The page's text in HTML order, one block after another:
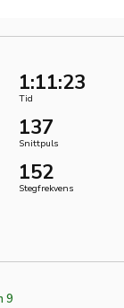
1:11:23
Tid
137
Snittpuls
152
Stegfrekvens
9